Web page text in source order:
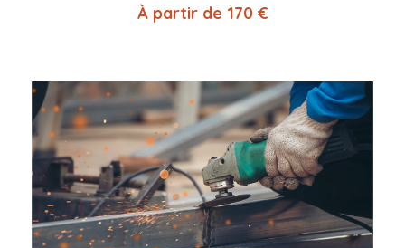
À partir de 170 €